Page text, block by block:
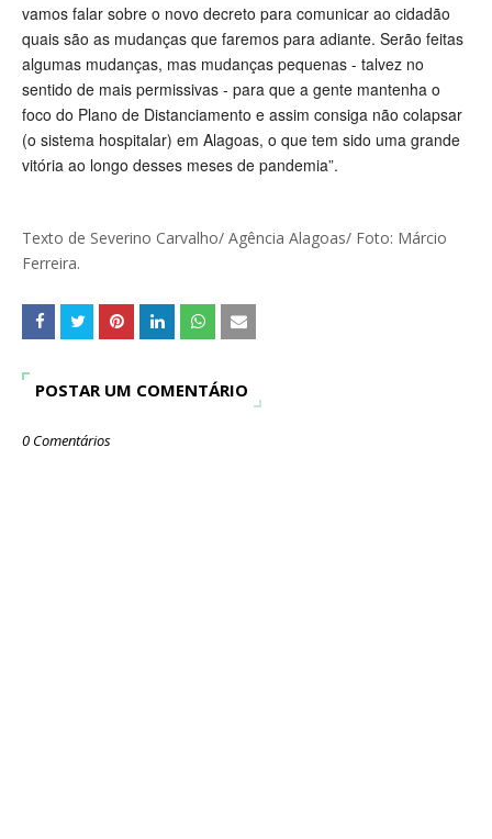
vamos falar sobre o novo decreto para comunicar ao cidadão
quais são as mudanças que faremos para adiante. Serão feitas
algumas mudanças, mas mudanças pequenas - talvez no
sentido de mais permissivas - para que a gente mantenha o
foco do Plano de Distanciamento e assim consiga não colapsar
(o sistema hospitalar) em Alagoas, o que tem sido uma grande
vitória ao longo desses meses de pandemia”.
Texto de Severino Carvalho/ Agência Alagoas/ Foto: Márcio
Ferreira.
POSTAR UM COMENTÁRIO
0 Comentários